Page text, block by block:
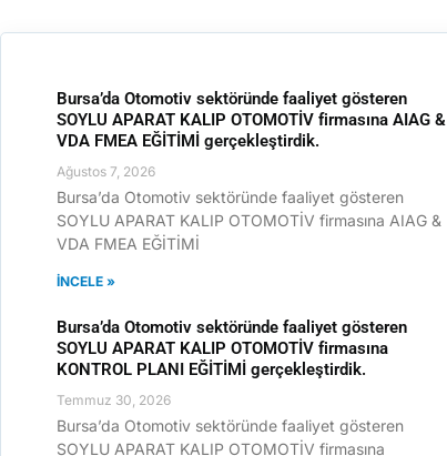
Bursa’da Otomotiv sektöründe faaliyet gösteren
SOYLU APARAT KALIP OTOMOTİV firmasına AIAG &
VDA FMEA EĞİTİMİ gerçekleştirdik.
Ağustos 7, 2026
Bursa’da Otomotiv sektöründe faaliyet gösteren
SOYLU APARAT KALIP OTOMOTİV firmasına AIAG &
VDA FMEA EĞİTİMİ
İNCELE »
Bursa’da Otomotiv sektöründe faaliyet gösteren
SOYLU APARAT KALIP OTOMOTİV firmasına
KONTROL PLANI EĞİTİMİ gerçekleştirdik.
Temmuz 30, 2026
Bursa’da Otomotiv sektöründe faaliyet gösteren
SOYLU APARAT KALIP OTOMOTİV firmasına